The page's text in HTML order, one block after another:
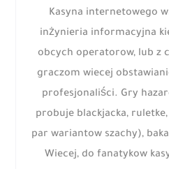
Kasyna internetowego
inżynieria informacyjna
obcych operatorow, lub z
graczom wiecej
profesjonaliści. Gry
probuje blackjacka,
par wariantow szachy),
Wiecej, do fanatykow